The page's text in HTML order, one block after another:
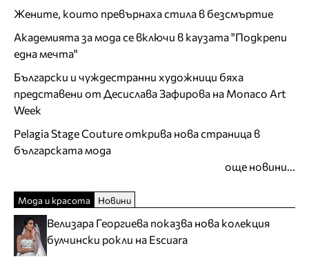
Жените, които превърнаха стила в безсмъртие
Академията за мода се включи в каузата "Подкрепи
една мечта"
Български и чуждестранни художници бяха
представени от Десислава Зафирова на Monaco Art
Week
Pelagia Stage Couture открива нова страница в
българската мода
още новини...
Мода и красота Новини
Велизара Георгиева показва нова колекция
булчински рокли на Escuara